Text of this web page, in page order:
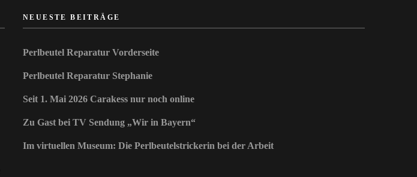
NEUESTE BEITRÄGE
Perlbeutel Reparatur Vorderseite
Perlbeutel Reparatur Stephanie
Seit 1. Mai 2026 Carakess nur noch online
Zu Gast bei TV Sendung „Wir in Bayern“
Im virtuellen Museum: Die Perlbeutelstrickerin bei der Arbeit